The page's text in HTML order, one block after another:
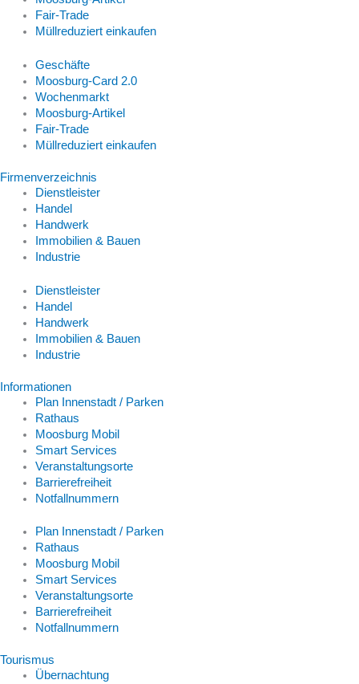
Fair-Trade
Müllreduziert einkaufen
Geschäfte
Moosburg-Card 2.0
Wochenmarkt
Moosburg-Artikel
Fair-Trade
Müllreduziert einkaufen
Firmenverzeichnis
Dienstleister
Handel
Handwerk
Immobilien & Bauen
Industrie
Dienstleister
Handel
Handwerk
Immobilien & Bauen
Industrie
Informationen
Plan Innenstadt / Parken
Rathaus
Moosburg Mobil
Smart Services
Veranstaltungsorte
Barrierefreiheit
Notfallnummern
Plan Innenstadt / Parken
Rathaus
Moosburg Mobil
Smart Services
Veranstaltungsorte
Barrierefreiheit
Notfallnummern
Tourismus
Übernachtung